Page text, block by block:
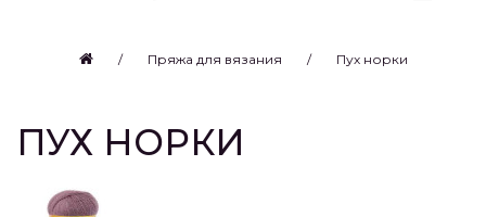
Пряжа для вязания Пух норки
ПУХ НОРКИ